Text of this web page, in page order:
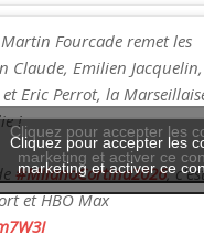
Fourcade remet les
Claude, Emilien Jacquelin,
Eric Perrot, la
!
#MilanoCortina2026,
et HBO Max
Cliquez pour accepter les
marketing et activer ce
Cliquez pour accepter les
marketing et activer ce